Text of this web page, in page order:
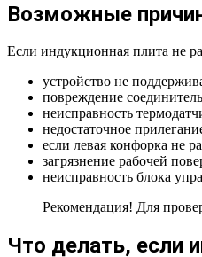
Возможные
Если индукционная плита не
устройство не
повреждение
неисправность
недостаточное
если левая конфорка не
загрязнение рабочей
неисправность блока
Рекомендация! Для
Что делать, если